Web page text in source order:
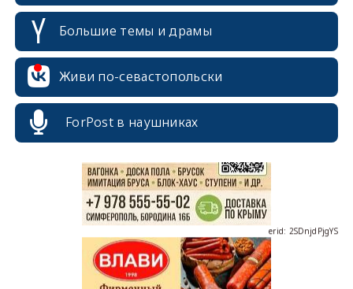
Большие темы и драмы
Живи по-севастопольски
ForPost в наушниках